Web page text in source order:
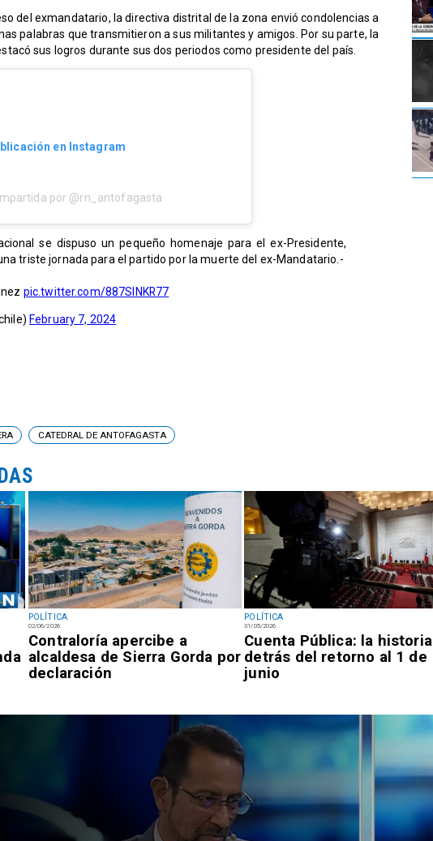
del exmandatario, la directiva distrital de la zona envió condolencias a
palabras que transmitieron a sus militantes y amigos. Por su parte, la
sus logros durante sus dos periodos como presidente del país.
en Instagram
por @rn_antofagasta
se dispuso un pequeño homenaje para el ex-Presidente,
triste jornada para el partido por la muerte del ex-Mandatario.-
pic.twitter.com/887SINKR77
February 7, 2024
POLÍTICA
02/06/2026
Contraloría apercibe a
alcaldesa de Sierra Gorda por
declaración
POLÍTICA
31/05/2026
Cuenta Pública: la historia
detrás del retorno al 1 de
junio
CATEDRAL DE ANTOFAGASTA